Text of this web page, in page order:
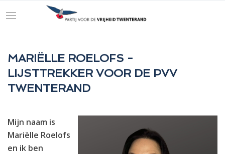
MARIËLLE ROELOFS -
LIJSTTREKKER VOOR DE PVV
TWENTERAND
Mijn naam is
Mariëlle Roelofs
en ik ben